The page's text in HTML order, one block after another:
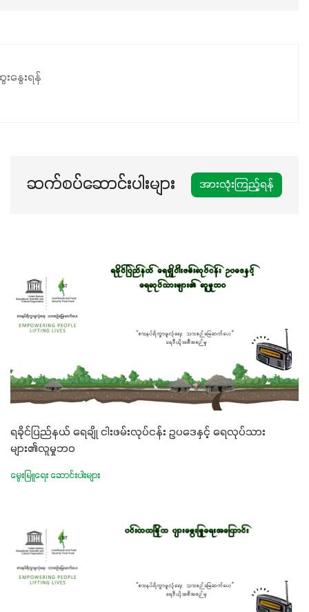
နှံစားသီးနှံများ၊ပဲအမျိုးမျိုး၊ဟင်းသီးဟင်းရွက်နဲ့ ဥယျာဉ်ခြံသီးနှံ
အားလုံးမှာ အသုံးပြုနိုင်တယ်ဆိုတော့ တစ်မျိုးတည်းနဲ့ အားလုံး
နွေးရန်
ဆက်စပ်ဆောင်းပါးများ အားလုံးကြည့်ရန်
ရခိုင်ပြည်နယ် ရေချို ငါးဖမ်းလုပ်ငန်း ဥပဒေနှင့် ရေလုပ်သား
များ၏လူမှုဘဝ
မွေးမြူရေး ဆောင်းပါးများ